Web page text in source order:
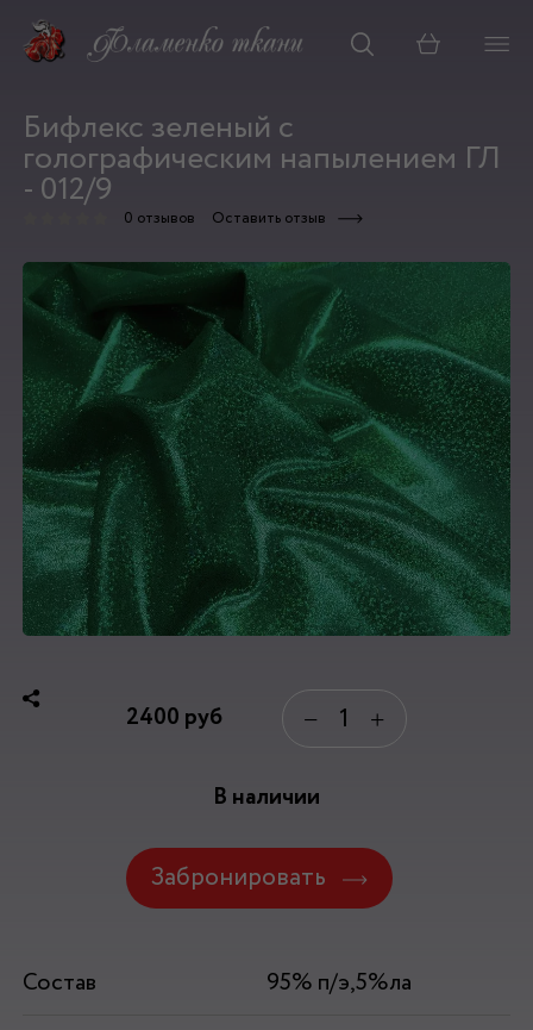
Корзина
Бифлекс зеленый с
голографическим напылением ГЛ
- 012/9
0 отзывов Оставить отзыв
2400 руб − +
В наличии
Забронировать
Состав
95% п/э,5%ла